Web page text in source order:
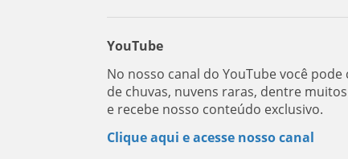
YouTube
No nosso canal do YouTube você
de chuvas, nuvens raras, dentre
e recebe nosso conteúdo exclusivo.
Clique aqui e acesse nosso canal